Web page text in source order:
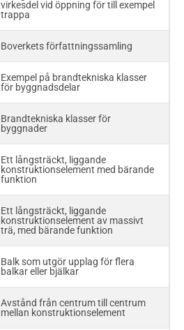
Kemikalieinspektionens
föreskrifter
Träbaserad konstruktionsskiva av
board, plywood eller spånskiva
Trådspik med runt skaft försett
med tvärgående kammar
Kantsidornas böjning i
längdriktningen hos en bjälke eller
regel
Virke avsett för byggnadsdelar
med huvudsaklig uppgift att bära
last
Kort virkesbit, ofta regel, som
monteras mellan virkesdelar i en
träkonstruktion och som har
stödjande eller bärande funktion
Hållfasthetsklasser för Limträ
enligt SS-EN 14080:2013
virkesdel vid öppning för till exempel
trappa
Boverkets författningssamling
Exempel på brandtekniska klasser
för byggnadsdelar
Brandtekniska klasser för
byggnader
Ett långsträckt, liggande
konstruktionselement med bärande
funktion
Ett långsträckt, liggande
konstruktionselement av massivt
trä, med bärande funktion
Balk som utgör upplag för flera
balkar eller bjälkar
Avstånd från centrum till centrum
mellan konstruktionselement